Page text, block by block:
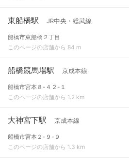
東船橋駅 JR中央・総武線
船橋市東船橋２丁目
このページの店舗から 84 m
船橋競馬場駅 京成本線
船橋市宮本８-４２-１
このページの店舗から 1.2 km
大神宮下駅 京成本線
船橋市宮本２-９-９
このページの店舗から 1.3 km